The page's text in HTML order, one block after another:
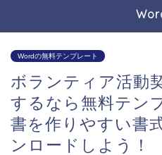
Wordの無料テンプレート
ボランティア活動
するなら無料テン
書を作りやすい書
ンロードしよう！